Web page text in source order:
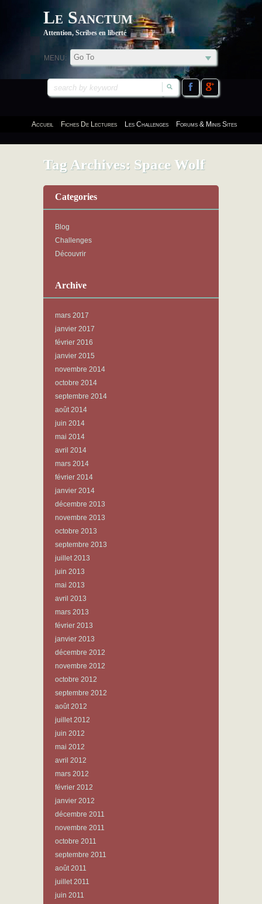
Le Sanctum
Attention, Scribes en liberté
MENU:
Accueil Fiches De Lectures Les Challenges Forums & Minis Sites
Tag Archives: Space Wolf
Categories
Blog
Challenges
Découvrir
Archive
mars 2017
janvier 2017
février 2016
janvier 2015
novembre 2014
octobre 2014
septembre 2014
août 2014
juin 2014
mai 2014
avril 2014
mars 2014
février 2014
janvier 2014
décembre 2013
novembre 2013
octobre 2013
septembre 2013
juillet 2013
juin 2013
mai 2013
avril 2013
mars 2013
février 2013
janvier 2013
décembre 2012
novembre 2012
octobre 2012
septembre 2012
août 2012
juillet 2012
juin 2012
mai 2012
avril 2012
mars 2012
février 2012
janvier 2012
décembre 2011
novembre 2011
octobre 2011
septembre 2011
août 2011
juillet 2011
juin 2011